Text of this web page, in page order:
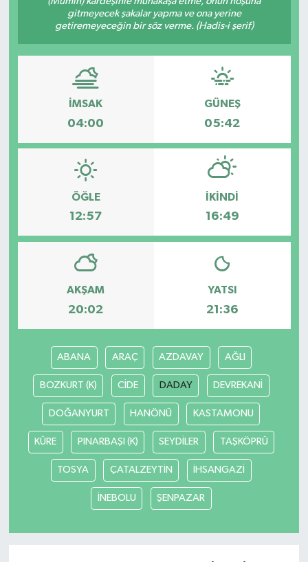
gitmeyecek şakalar yapma ve ona yerine
getiremeyeceğin bir söz verme. (Hadis-i şerif)
İMSAK
04:00
GÜNEŞ
05:42
ÖĞLE
12:57
İKINDI
16:49
AKŞAM
20:02
YATSI
21:36
ABANA ARAÇ AZDAVAY AĞLI
BOZKURT (K) CİDE DADAY DEVREKANİ
DOĞANYURT HANÖNÜ KASTAMONU
KÜRE PINARBAŞI (K) SEYDİLER TAŞKÖPRÜ
TOSYA ÇATALZEYTİN İHSANGAZİ
İNEBOLU ŞENPAZAR
KÜLTÜR SANAT
MAGAZİN
SİYASET
TEKNOLOJİ
VİZYONDAKİLER
YAŞAM